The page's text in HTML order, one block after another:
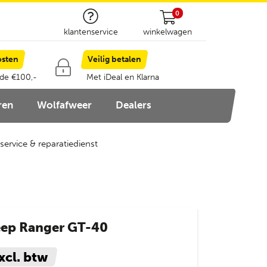
klantenservice
0
winkelwagen
€100,-
Veilig betalen
Met iDeal en Klarna
Wolfafweer Dealers
& reparatiedienst
Ranger GT-40
btw